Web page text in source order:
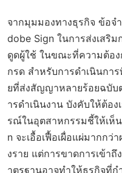
จากมุมมองทางธุรกิจ ข้อจ
dobe Sign ในการส่งเสริ
ดูดผู้ใช้ ในขณะที่ความต้อง
กรด สำหรับการดำเนินกา
ยที่ส่งสัญญาหลายร้อยฉบับ
ารดำเนินงาน บังคับให้ต้อง
รณ์ในอุตสาหกรรมชี้ให้เห็
n จะเอื้อเฟื้อเผื่อแผ่มากก
งราย แต่การขาดการเข้า
าตรฐานอาจทำให้ธุรกิจที่ก